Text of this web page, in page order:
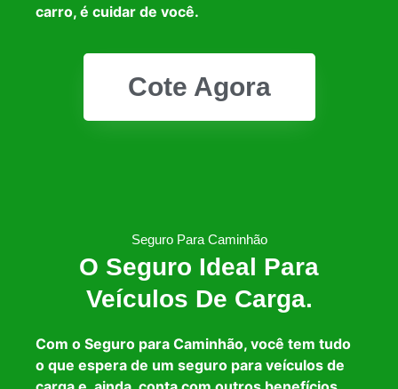
carro, é cuidar de você.
Cote Agora
Seguro Para Caminhão
O Seguro Ideal Para
Veículos De Carga.
Com o Seguro para Caminhão, você tem tudo
o que espera de um seguro para veículos de